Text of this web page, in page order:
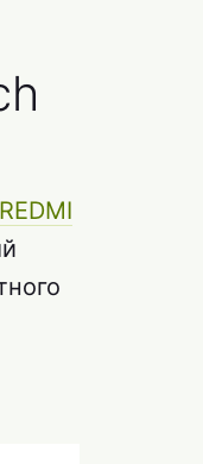
REDMI